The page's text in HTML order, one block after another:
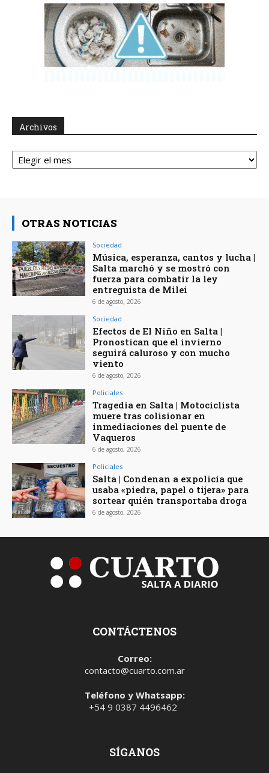
Archivos
Archivos
OTRAS NOTICIAS
Sociedad
Música, esperanza, cantos y lucha |
Salta marchó y se mostró con
fuerza para combatir la ley
entreguista de Milei
6 de agosto, 2026
Sociedad
Efectos de El Niño en Salta |
Pronostican que el invierno
seguirá caluroso y con mucho
viento
6 de agosto, 2026
Policiales
Tragedia en Salta | Motociclista
muere tras colisionar en
inmediaciones del puente de
Vaqueros
6 de agosto, 2026
Policiales
Salta | Condenan a expolicía que
usaba «piedra, papel o tijera» para
sortear quién transportaba droga
6 de agosto, 2026
CONTÁCTENOS
Correo:
contacto@cuarto.com.ar
Teléfono y Whatsapp:
+54 9 0387 4496462
SÍGANOS